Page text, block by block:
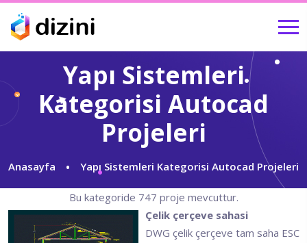
Yapı Sistemleri
Kategorisi Autocad
Projeleri
Anasayfa Yapı Sistemleri Kategorisi Autocad Projeleri
Bu kategoride 747 proje mevcuttur.
Çelik çerçeve sahasi
DWG çelik çerçeve tam saha ESC